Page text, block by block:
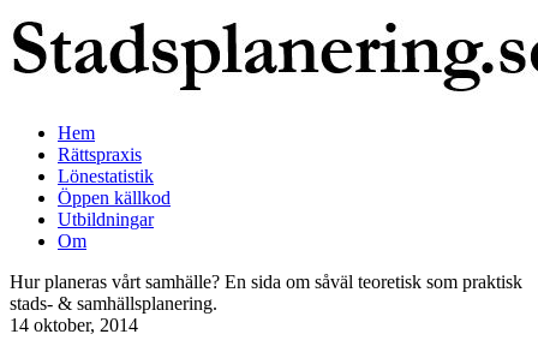
Hem
Rättspraxis
Lönestatistik
Öppen källkod
Utbildningar
Om
Hur planeras vårt samhälle? En sida om såväl teoretisk som praktisk
stads- & samhällsplanering.
14 oktober, 2014